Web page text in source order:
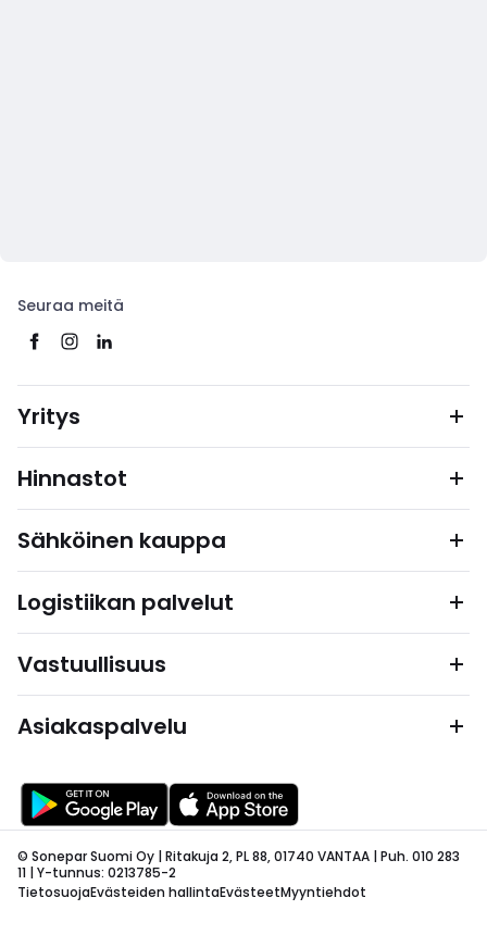
Seuraa meitä
Yritys
Hinnastot
Sähköinen kauppa
Logistiikan palvelut
Vastuullisuus
Asiakaspalvelu
© Sonepar Suomi Oy | Ritakuja 2, PL 88, 01740 VANTAA | Puh. 010 283
11 | Y-tunnus: 0213785-2
TietosuojaEvästeiden hallintaEvästeetMyyntiehdot